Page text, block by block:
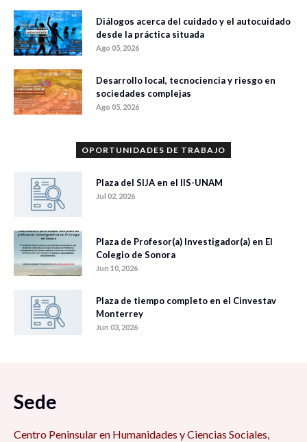
Diálogos acerca del cuidado y el autocuidado
desde la práctica situada
Ago 05, 2026
Desarrollo local, tecnociencia y riesgo en
sociedades complejas
Ago 05, 2026
OPORTUNIDADES DE TRABAJO
Plaza del SIJA en el IIS-UNAM
Jul 02, 2026
Plaza de Profesor(a) Investigador(a) en El
Colegio de Sonora
Jun 10, 2026
Plaza de tiempo completo en el Cinvestav
Monterrey
Jun 03, 2026
Sede
Centro Peninsular en Humanidades y Ciencias Sociales,